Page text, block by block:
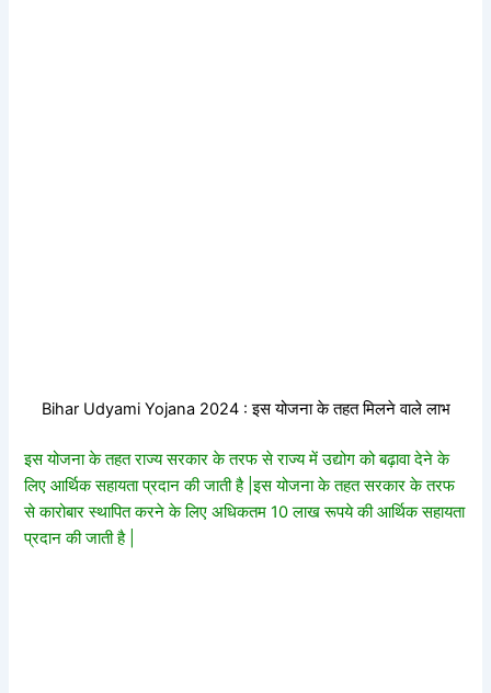
Bihar Udyami Yojana 2024 : इस योजना के तहत मिलने वाले लाभ
इस योजना के तहत राज्य सरकार के तरफ से राज्य में उद्योग को बढ़ावा देने के
लिए आर्थिक सहायता प्रदान की जाती है |इस योजना के तहत सरकार के तरफ
से कारोबार स्थापित करने के लिए अधिकतम 10 लाख रूपये की आर्थिक सहायता
प्रदान की जाती है |